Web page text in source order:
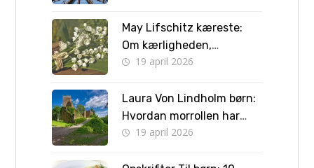
May Lifschitz kæreste:
Om kærligheden,
forlovelsen og vejen til
19 april 2026
Laura Von Lindholm børn:
Hvordan morrollen har
formet hendes liv
19 april 2026